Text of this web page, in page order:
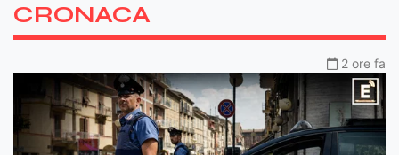
CRONACA
2 ore fa